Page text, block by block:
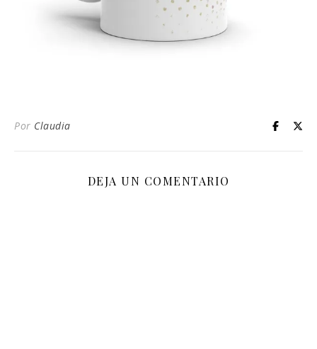
Por Claudia
DEJA UN COMENTARIO